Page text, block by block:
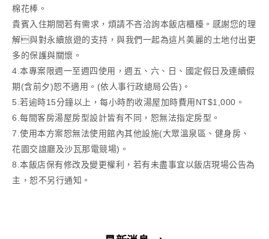
棉花棒。
貴賓入住期間若有需求，煩請不吝洽詢本飯店櫃檯。感謝您的理
解與對永續旅遊的支持，與我們一起為這片美麗的土地付出更
多的保護與關懷。
4.本專案限週一至週四使用，週五、六、日、國定假日及連續假
期(含前夕)恕不適用。(依人事行政總局公告)。
5.若逾時15分鐘以上，每小時酌收湯屋加時費用NT$1,000。
6.每間客房湯屋房型設計皆有不同，恕無法指定房型。
7.使用本方案恕無法使用館內其他設施(大眾溫泉區、健身房、
花園交誼廳及沙瓦那電競場)。
8.本飯店保有修改及變更權利，若有未盡事宜以飯店現場公告為
主，恕不另行通知。